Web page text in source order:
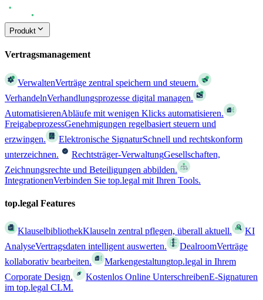
Produkt
Vertragsmanagement
VerwaltenVerträge zentral speichern und steuern.
VerhandelnVerhandlungsprozesse digital managen.
AutomatisierenAbläufe mit wenigen Klicks automatisieren.
FreigabeprozessGenehmigungen regelbasiert steuern und
erzwingen.
Elektronische SignaturSchnell und rechtskonform
unterzeichnen.
Rechtsträger-VerwaltungGesellschaften,
Zeichnungsrechte und Beteiligungen abbilden.
IntegrationenVerbinden Sie top.legal mit Ihren Tools.
top.legal Features
KlauselbibliothekKlauseln zentral pflegen, überall aktuell.
KI
AnalyseVertragsdaten intelligent auswerten. DealroomVerträge
kollaborativ bearbeiten.
Markengestaltungtop.legal in Ihrem
Corporate Design.
Kostenlos Online UnterschreibenE-Signaturen
im top.legal CLM.